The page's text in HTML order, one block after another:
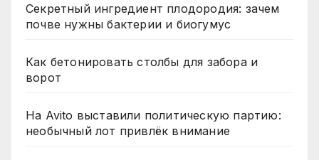
Секретный ингредиент плодородия: зачем
почве нужны бактерии и биогумус
Как бетонировать столбы для забора и
ворот
На Avito выставили политическую партию:
необычный лот привлёк внимание